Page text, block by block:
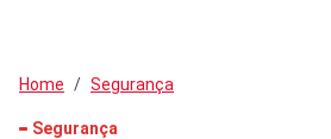
Home Segurança
Segurança